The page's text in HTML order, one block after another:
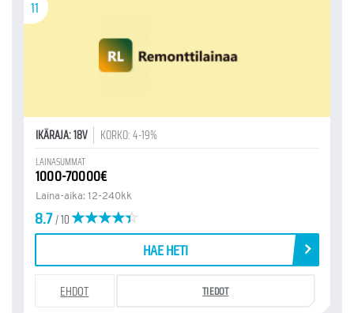
11
IKÄRAJA: 18V KORKO: 4-19%
LAINASUMMAT
1000-70000€
Laina-aika: 12-240kk
8.7/ 10
HAE HETI
EHDOT TIEDOT